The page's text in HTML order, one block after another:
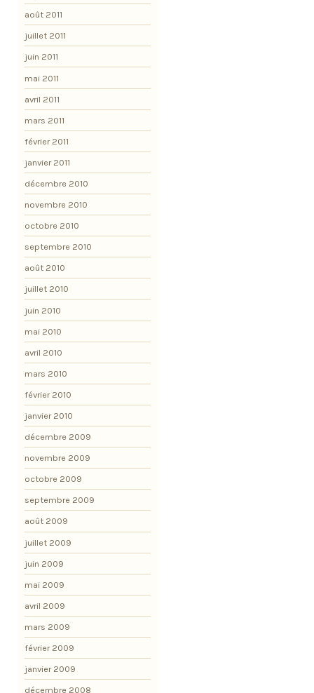
août 2011
juillet 2011
juin 2011
mai 2011
avril 2011
mars 2011
février 2011
janvier 2011
décembre 2010
novembre 2010
octobre 2010
septembre 2010
août 2010
juillet 2010
juin 2010
mai 2010
avril 2010
mars 2010
février 2010
janvier 2010
décembre 2009
novembre 2009
octobre 2009
septembre 2009
août 2009
juillet 2009
juin 2009
mai 2009
avril 2009
mars 2009
février 2009
janvier 2009
décembre 2008